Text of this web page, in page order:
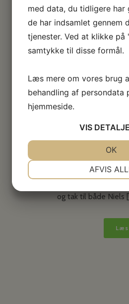
Dobermann Club
A:88 – B:92 – C:90
Sheridane le Fano
ZTP……
ZTP………. Be-Barong
Barong Diggle har
og tak til både Niels
med data, du tidligere har
de har indsamlet gennem
tjenester. Ved at klikke på
samtykke til disse formål.
Læs mere om vores brug
behandling af persondata
hjemmeside.
VIS
MARKETING
AFVIS
OK